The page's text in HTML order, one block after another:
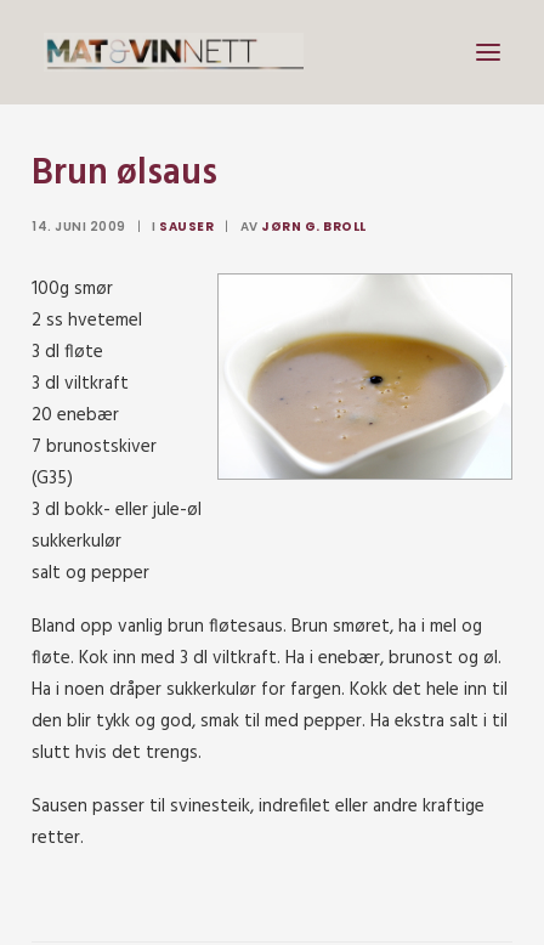
Mat
Lenker
Om vin
Om meg
Search
Brun ølsaus
14. JUNI 2009 | I SAUSER | AV JØRN G. BROLL
100g smør
2 ss hvetemel
3 dl fløte
3 dl viltkraft
20 enebær
7 brunostskiver
(G35)
3 dl bokk- eller jule-øl
sukkerkulør
salt og pepper
Bland opp vanlig brun fløtesaus. Brun smøret, ha i mel og
fløte. Kok inn med 3 dl viltkraft. Ha i enebær, brunost og øl.
Ha i noen dråper sukkerkulør for fargen. Kokk det hele inn til
den blir tykk og god, smak til med pepper. Ha ekstra salt i til
slutt hvis det trengs.
Sausen passer til svinesteik, indrefilet eller andre kraftige
retter.